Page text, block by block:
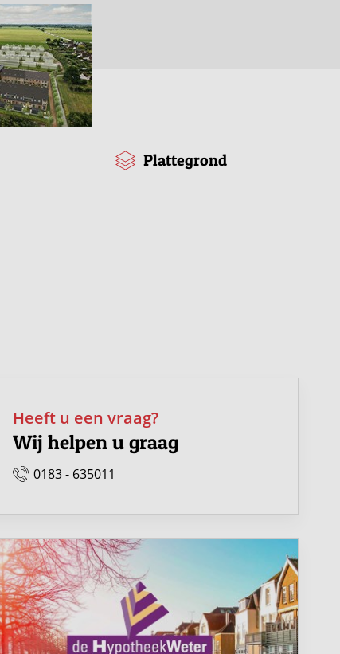
Plattegrond
Heeft u een vraag?
Wij helpen u graag
0183 - 635011